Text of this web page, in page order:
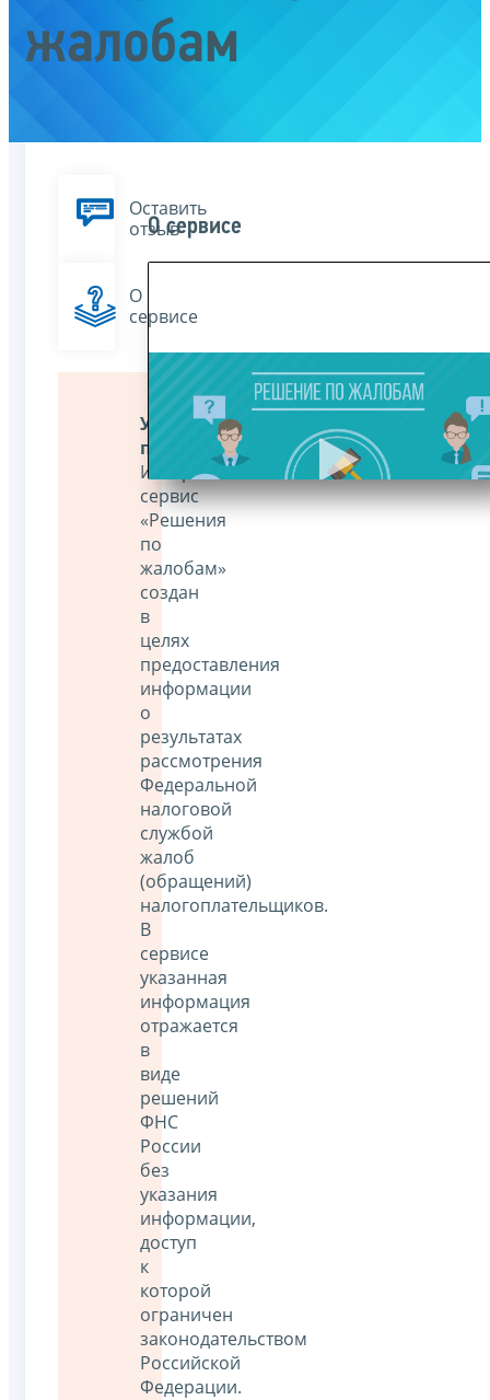
жалобам
Оставить
отзыв
О
сервисе
Уважаемые
пользователи!
Интернет-
сервис
«Решения
по
жалобам»
создан
в
целях
предоставления
информации
о
результатах
рассмотрения
Федеральной
налоговой
службой
жалоб
(обращений)
налогоплательщиков.
В
сервисе
указанная
информация
отражается
в
виде
решений
ФНС
России
без
указания
информации,
доступ
к
которой
ограничен
законодательством
Российской
Федерации.
О сервисе